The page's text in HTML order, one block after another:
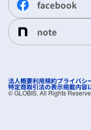
facebook
note
法人概要利用規約プライバシ
特定商取引法の表示掲載内容
©︎ GLOBIS. All Rights